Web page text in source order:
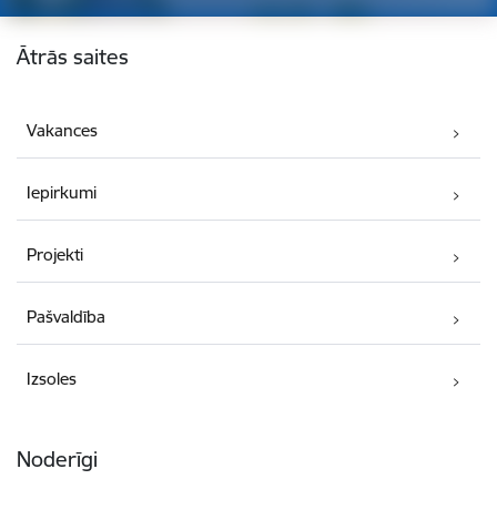
Kājene
Ātrās saites
Vakances
Iepirkumi
Projekti
Pašvaldība
Izsoles
Noderīgi